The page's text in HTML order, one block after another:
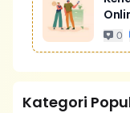
0
Kategori